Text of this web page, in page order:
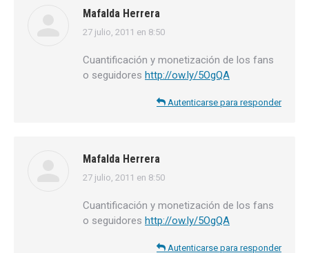
Mafalda Herrera
dice:
27 julio, 2011 en 8:50
Cuantificación y monetización de los fans
o seguidores http://ow.ly/5OgQA
Autenticarse para responder
Mafalda Herrera
dice:
27 julio, 2011 en 8:50
Cuantificación y monetización de los fans
o seguidores http://ow.ly/5OgQA
Autenticarse para responder